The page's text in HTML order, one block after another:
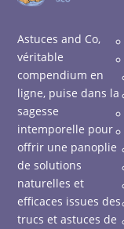
Astuces and Co,
véritable
compendium en
ligne, puise dans la
sagesse
intemporelle pour
offrir une panoplie
de solutions
naturelles et
efficaces issues des
trucs et astuces de